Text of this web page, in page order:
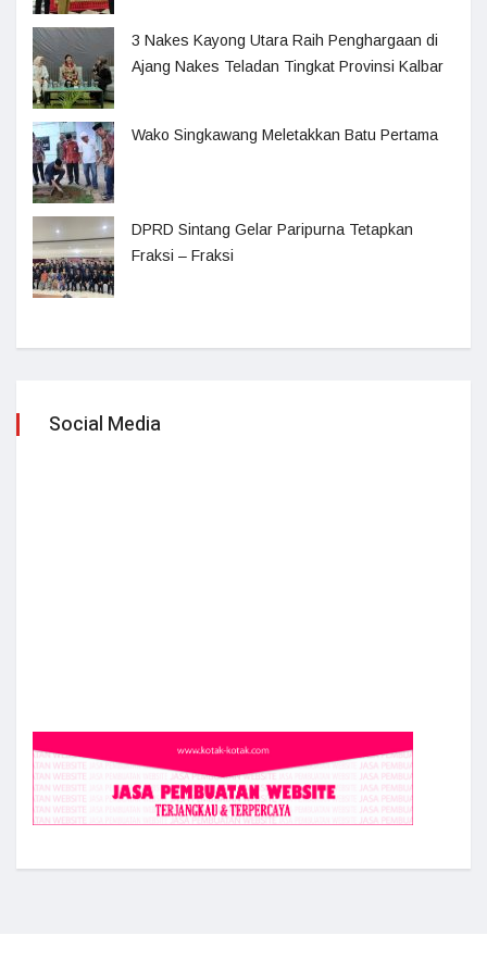
3 Nakes Kayong Utara Raih Penghargaan di
Ajang Nakes Teladan Tingkat Provinsi Kalbar
Wako Singkawang Meletakkan Batu Pertama
DPRD Sintang Gelar Paripurna Tetapkan
Fraksi – Fraksi
Social Media